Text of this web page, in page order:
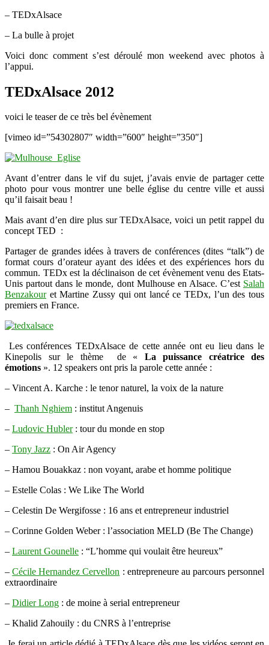
– TEDxAlsace
– La bulle à projet
Voici donc comment s’est déroulé mon weekend avec photos à
l’appui.
TEDxAlsace 2012
voici le teaser de ce très bel évènement
[vimeo id=”54302807″ width=”600″ height=”350″]
Avant d’entrer dans le vif du sujet, j’avais envie de partager cette
photo pour vous montrer une belle église du centre ville et aussi
qu’il faisait beau !
Mais avant d’en dire plus sur TEDxAlsace, voici un petit rappel du
concept TED :
Partager de grandes idées à travers de conférences (dites “talk”) de
format cours d’orateur ayant des idées et des expériences hors du
commun. TEDx est la déclinaison de cet évènement venu des Etats-
Unis partout dans le monde, dont Mulhouse en Alsace. C’est Salah
Benzakouret Martine Zussy qui ont lancé ce TEDx, l’un des tous
premiers en France.
Les conférences TEDxAlsace de cette année ont eu lieu dans le
Kinepolis sur le thème de « La puissance créatrice des
émotions ». 12 speakers ont pris la parole cette année :
– Vincent A. Karche : le tenor naturel, la voix de la nature
– Thanh Nghiem : institut Angenuis
– Ludovic Hubler: tour du monde en stop
– Tony Jazz : On Air Agency
– Hamou Bouakkaz : non voyant, arabe et homme politique
– Estelle Colas : We Like The World
– Celestin De Wergifosse : 16 ans et entrepreneur industriel
– Corinne Golden Weber : l’association MELD (Be The Change)
– Laurent Gounelle : “L’homme qui voulait être heureux”
–Cécile Hernandez Cervellon : entrepreneure au parcours personnel
extraordinaire
– Didier Long : de moine à serial entrepreneur
– Khalid Zahouily : du CNRS à l’entreprise